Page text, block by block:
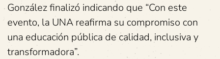
González finalizó indicando que “Con este
evento, la UNA reafirma su compromiso con
una educación pública de calidad, inclusiva y
transformadora”.